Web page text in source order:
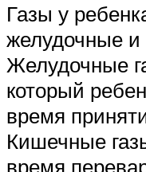
Газы у
желудочные
Желудочные
который
время
Кишечные
время